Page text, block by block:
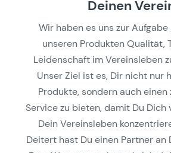
Deinen
Wir haben es uns zur
unseren Produkten Qualität,
Leidenschaft im Vereinsleben
Unser Ziel ist es, Dir nicht nur
Produkte, sondern auch einen
Service zu bieten, damit Du Dich
Dein Vereinsleben
Deitert hast Du einen Partner an